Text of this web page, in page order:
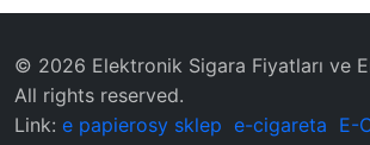
© 2026 Elektronik Sigara Fiyatları ve
All rights reserved.
Link: e papierosy sklep e-cigareta E-